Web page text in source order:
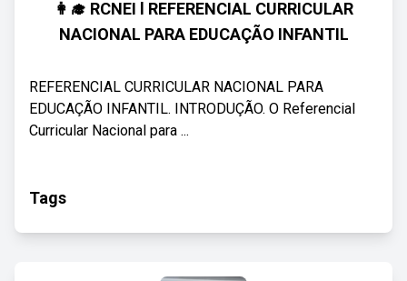
👩‍🎓 RCNEI l REFERENCIAL CURRICULAR
NACIONAL PARA EDUCAÇÃO INFANTIL
REFERENCIAL CURRICULAR NACIONAL PARA
EDUCAÇÃO INFANTIL. INTRODUÇÃO. O Referencial
Curricular Nacional para ...
Tags